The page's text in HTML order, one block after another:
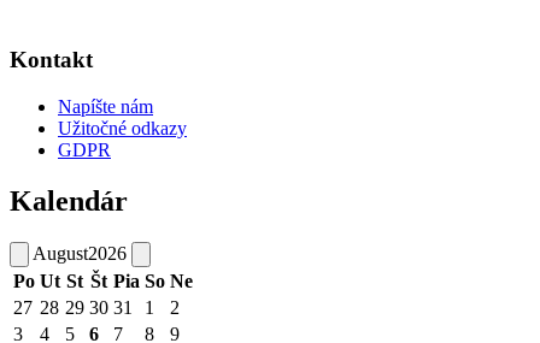
Kontakt
Napíšte nám
Užitočné odkazy
GDPR
Kalendár
August2026
Po Ut St Št Pia So Ne
27 28 29 30 31 1
2
3
4 5 6 7 8
9